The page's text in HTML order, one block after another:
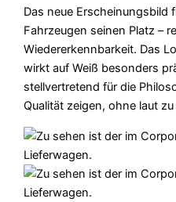
Das neue Erscheinungsbild
Fahrzeugen seinen Platz –
Wiedererkennbarkeit. Das
wirkt auf Weiß besonders
stellvertretend für die
Qualität zeigen, ohne laut